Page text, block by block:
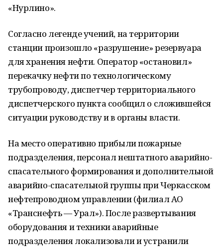
«Нурлино».
Согласно легенде учений, на территории
станции произошло «разрушение» резервуара
для хранения нефти. Оператор «остановил»
перекачку нефти по технологическому
трубопроводу, диспетчер территориального
диспетчерского пункта сообщил о сложившейся
ситуации руководству и в органы власти.
На место оперативно прибыли пожарные
подразделения, персонал нештатного аварийно-
спасательного формирования и дополнительной
аварийно-спасательной группы при Черкасском
нефтепроводном управлении (филиал АО
«Транснефть — Урал»). После развертывания
оборудования и техники аварийные
подразделения локализовали и устранили